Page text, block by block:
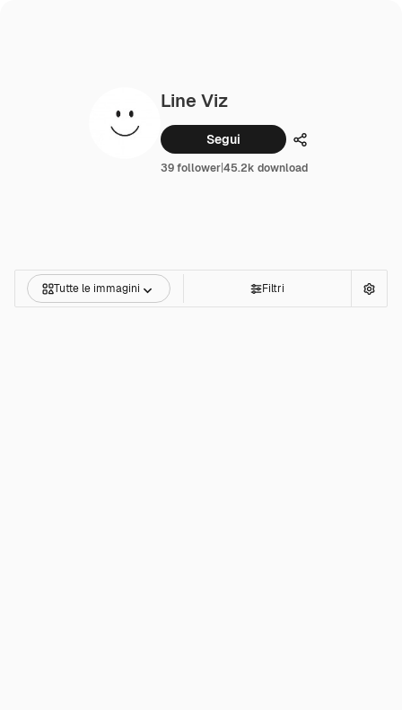
Line Viz
Segui Condividi
39 follower|45.2k download
Tutte le immagini Filtri